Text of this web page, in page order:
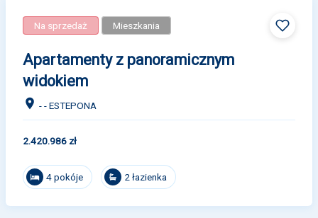
Na sprzedaż Mieszkania
Apartamenty z panoramicznym
widokiem
- - ESTEPONA
2.420.986 zł
4 pokóje 2 łazienka